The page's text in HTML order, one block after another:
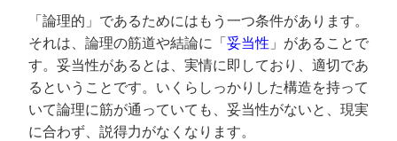
「論理的」であるためにはもう一つ条件があります。
それは、論理の筋道や結論に「 妥当性 」があることで
す。妥当性があるとは、実情に即しており、適切であ
るということです。いくらしっかりした構造を持って
いて論理に筋が通っていても、妥当性がないと、現実
に合わず、説得力がなくなります。